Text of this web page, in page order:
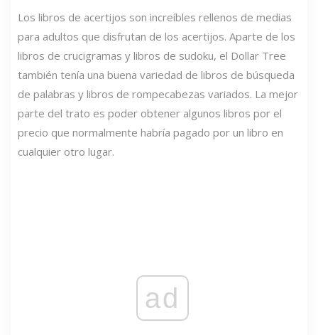
Los libros de acertijos son increíbles rellenos de medias
para adultos que disfrutan de los acertijos. Aparte de los
libros de crucigramas y libros de sudoku, el Dollar Tree
también tenía una buena variedad de libros de búsqueda
de palabras y libros de rompecabezas variados. La mejor
parte del trato es poder obtener algunos libros por el
precio que normalmente habría pagado por un libro en
cualquier otro lugar.
ad